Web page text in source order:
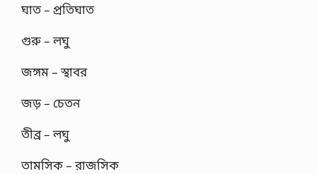
ঘাত – প্রতিঘাত
গুরু – লঘু
জঙ্গম – স্থাবর
জড় – চেতন
তীব্র – লঘু
তামসিক – রাজসিক